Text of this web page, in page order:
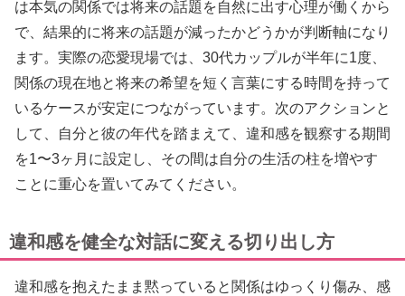
は本気の関係では将来の話題を自然に出す心理が働くから
で、結果的に将来の話題が減ったかどうかが判断軸になり
ます。実際の恋愛現場では、30代カップルが半年に1度、
関係の現在地と将来の希望を短く言葉にする時間を持って
いるケースが安定につながっています。次のアクションと
して、自分と彼の年代を踏まえて、違和感を観察する期間
を1〜3ヶ月に設定し、その間は自分の生活の柱を増やす
ことに重心を置いてみてください。
違和感を健全な対話に変える切り出し方
違和感を抱えたまま黙っていると関係はゆっくり傷み、感